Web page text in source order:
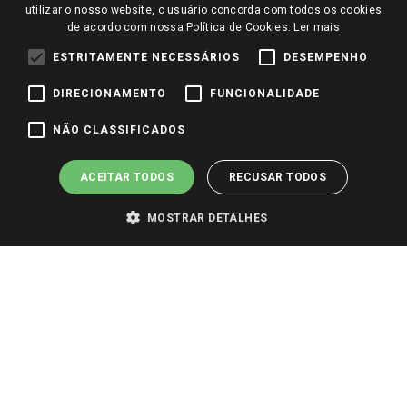
Trabalhe Conosco
Identidade Visual
Redes Sociais
Pagamento e Segurança
utilizar o nosso website, o usuário concorda com todos os cookies
de acordo com nossa Política de Cookies. Ler mais
ESTRITAMENTE NECESSÁRIOS DESEMPENHO
DIRECIONAMENTO FUNCIONALIDADE
NÃO CLASSIFICADOS
ACEITAR TODOS RECUSAR TODOS
MOSTRAR DETALHES